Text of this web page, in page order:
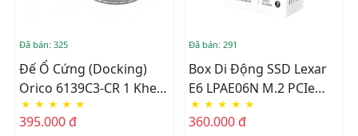
Đã bán: 325
Đế Ổ Cứng (Docking)
Orico 6139C3-CR 1 Khe
Cắm USB 3.0
★ ★ ★ ★ ★
395.000 đ
Đã bán: 291
Box Di Động SSD Lexar
E6 LPAE06N M.2 PCIe
NVMe Gen3x4 / Gen4x4
Type-C (LPAE06N-
★ ★ ★ ★ ★
360.000 đ